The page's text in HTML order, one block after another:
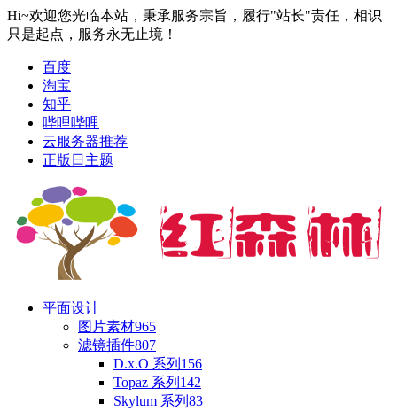
Hi~欢迎您光临本站，秉承服务宗旨，履行"站长"责任，相识
只是起点，服务永无止境！
百度
淘宝
知乎
哔哩哔哩
云服务器推荐
正版日主题
平面设计
图片素材965
滤镜插件807
D.x.O 系列 156
Topaz 系列 142
Skylum 系列 83